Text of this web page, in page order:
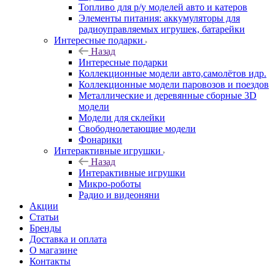
Топливо для р/у моделей авто и катеров
Элементы питания: аккумуляторы для
радиоуправляемых игрушек, батарейки
Интересные подарки
Назад
Интересные подарки
Коллекционные модели авто,самолётов идр.
Коллекционные модели паровозов и поездов
Металлические и деревянные сборные 3D
модели
Модели для склейки
Свободнолетающие модели
Фонарики
Интерактивные игрушки
Назад
Интерактивные игрушки
Микро-роботы
Радио и видеоняни
Акции
Статьи
Бренды
Доставка и оплата
О магазине
Контакты